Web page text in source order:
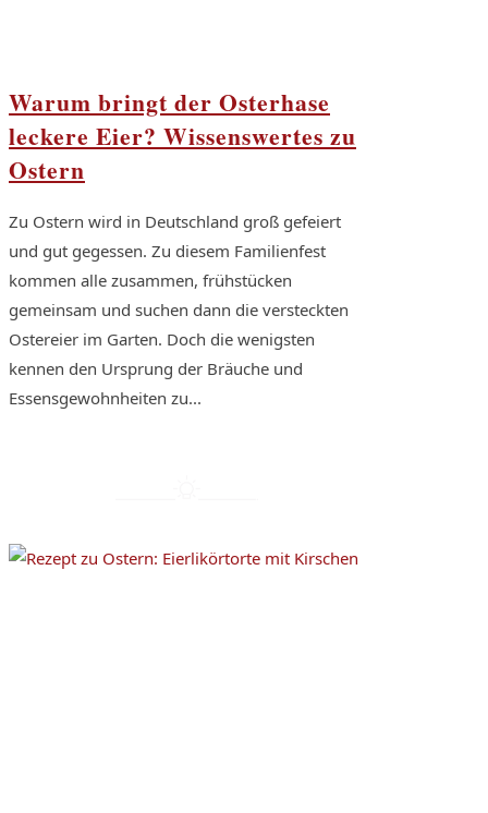
Warum bringt der Osterhase
leckere Eier? Wissenswertes zu
Ostern
Zu Ostern wird in Deutschland groß gefeiert
und gut gegessen. Zu diesem Familienfest
kommen alle zusammen, frühstücken
gemeinsam und suchen dann die versteckten
Ostereier im Garten. Doch die wenigsten
kennen den Ursprung der Bräuche und
Essensgewohnheiten zu...